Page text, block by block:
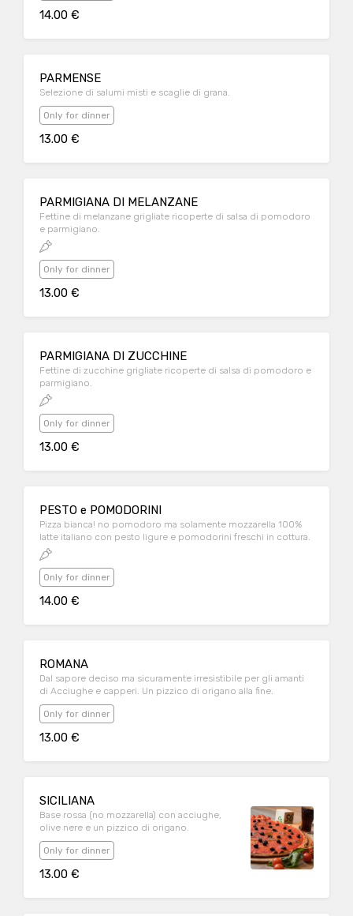
14.00 €
PARMENSE
Selezione di salumi misti e scaglie di grana.
Only for dinner
13.00 €
PARMIGIANA DI MELANZANE
Fettine di melanzane grigliate ricoperte di salsa di pomodoro
e parmigiano.
Only for dinner
13.00 €
PARMIGIANA DI ZUCCHINE
Fettine di zucchine grigliate ricoperte di salsa di pomodoro e
parmigiano.
Only for dinner
13.00 €
PESTO e POMODORINI
Pizza bianca! no pomodoro ma solamente mozzarella 100%
latte italiano con pesto ligure e pomodorini freschi in cottura.
Only for dinner
14.00 €
ROMANA
Dal sapore deciso ma sicuramente irresistibile per gli amanti
di Acciughe e capperi. Un pizzico di origano alla fine.
Only for dinner
13.00 €
SICILIANA
Base rossa (no mozzarella) con acciughe,
olive nere e un pizzico di origano.
Only for dinner
13.00 €